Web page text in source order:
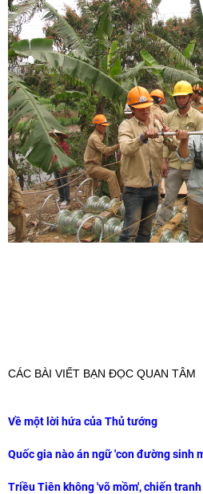
CÁC BÀI VIẾT BẠN ĐỌC QUAN TÂM
Về một lời hứa của Thủ tướng
Quốc gia nào án ngữ 'con đường sinh
Triều Tiên không 'võ mồm', chiến